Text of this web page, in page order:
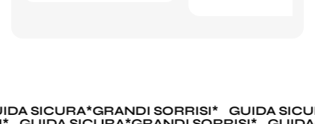
SICURA*GRANDI SORRISI* GUIDA SICURA